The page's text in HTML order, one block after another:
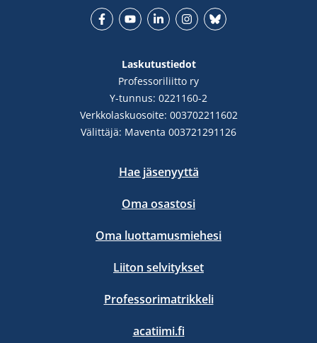
Laskutustiedot
Professoriliitto ry
Y-tunnus: 0221160-2
Verkkolaskuosoite: 003702211602
Välittäjä: Maventa 003721291126
Hae jäsenyyttä
Oma osastosi
Oma luottamusmiehesi
Liiton selvitykset
Professorimatrikkeli
acatiimi.fi